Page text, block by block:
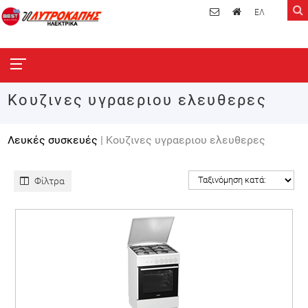
ΕΛ
Κουζινες υγραεριου ελευθερες
Λευκές συσκευές | Κουζινες υγραεριου ελευθερες
Φίλτρα